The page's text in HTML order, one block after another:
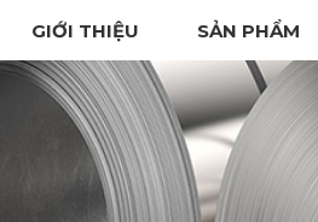
GIỚI THIỆU SẢN PHẨM